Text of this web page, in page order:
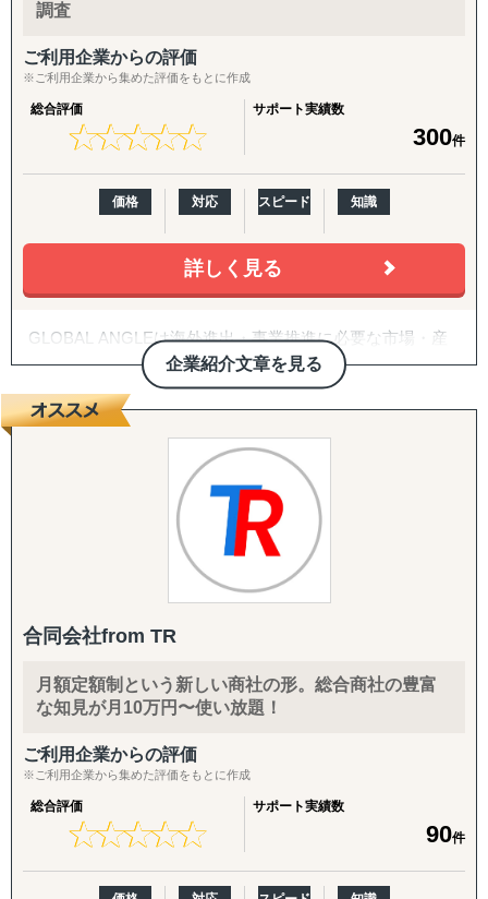
『INTERForce｜海外進出伴走サポート』
『LocaForce（ロカフォース）海外販路開拓 現地支援サー
ビス』
↳ 海外営業支援TEAMによる現地営業の即戦力化
『LocaResearch（ロカリサーチ）海外進出 市場調査サー
素材を収集する。
『セカイキョテン｜海外会社設立サポート』
までをワンストップで代行
『ビザスル｜海外ビザ取得サポート』
↳ 就労ビザ・長期滞在ビザなど、進出・移住に必要なビザ
取得を現地連携でサポート
------------------------------------
◆以下は個別施策として各専門家チームが対応します。
目的：海外現地を理解し、事業の成功可能性を高める
↳ 市場概況・規制調査
↳ 企業信用調査
↳ 現地視察の企画・アテンド
『集客活動チーム』
目的：海外現地で“売れる”ためのマーケティング活動を確
立する
↳ 多言語サイト制作
↳ EC運用
↳ SNS運用
↳ 広告運用（Google／Meta など）
調査
ご利用企業からの評価
※ご利用企業から集めた評価をもとに作成
総合評価
★★★★★
★★★★★
サポート実績数
300件
価格 対応 スピード 知識
詳しく見る
企業紹介文章を見る
GLOBAL ANGLEは海外進出・事業推進に必要な市場・産
業調査サービス、デジタルマーケティングサービスを提供
しています。70か国90都市以上にローカルリサーチャーを
有し、現地の言語で、現地の人により、現地市場を調べる
ことで生きた情報を抽出することを強みとしています。自
社オンラインプラットホームで現地調査員管理・プロジェ
クト管理を行うことでスムーズなプロジェクト進行を実現
しています。シンガポール本部プロジェクトマネージメン
トチームは海外事業コンサルタント/リサーチャーで形成さ
れており、現地から取得した情報を分析・フォーマット化
し、事業に活きる情報としてお届けしております。
実績:
東アジア（中国、韓国、台湾、香港等）
東南アジア（マレーシア、インドネシア、ベトナム、タイ
等）
南アジア（インド、パキスタン、バングラディッシュ等）
北米（USA、メキシコ、カナダ）、南米（ブラジル、チリ
中東（トルコ、サウジアラビア等）
ヨーロッパ（イタリア、ドイツ、フランス、スペイン等）
ナイジェリア等）
合同会社from TR
月額定額制という新しい商社の形。総合商社の豊富
な知見が月10万円〜使い放題！
ご利用企業からの評価
※ご利用企業から集めた評価をもとに作成
総合評価
★★★★★
★★★★★
サポート実績数
90件